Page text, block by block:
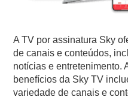
A TV por assinatura Sky
de canais e conteúdos,
notícias e entretenimento.
benefícios da Sky TV
variedade de canais e